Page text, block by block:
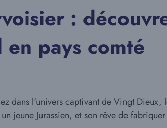
:
pays comté
dans l'univers captivant de Vingt
jeune Jurassien, et son rêve de